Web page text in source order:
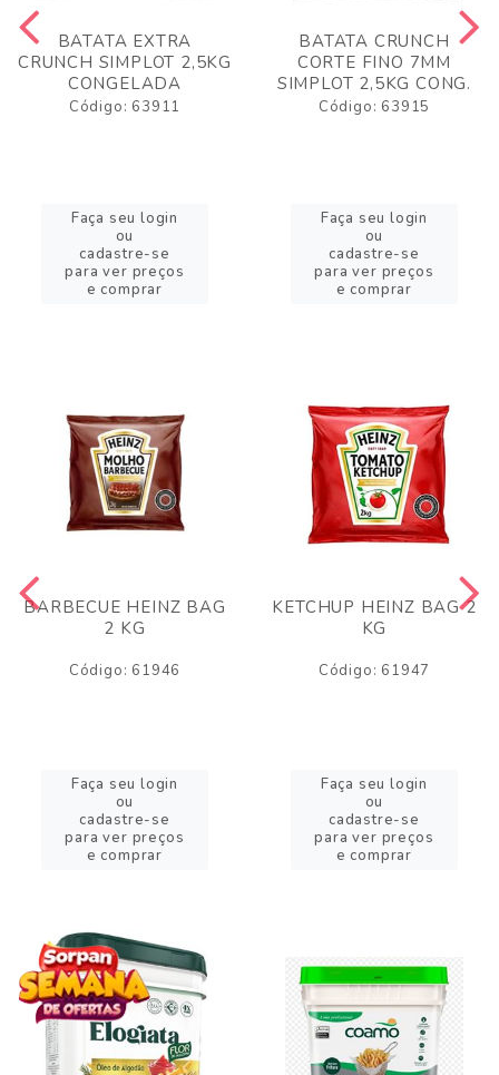
BATATA EXTRA
CRUNCH SIMPLOT 2,5KG
CONGELADA
Código: 63911
Faça seu login
ou
cadastre-se
para ver preços
e comprar
BATATA CRUNCH
CORTE FINO 7MM
SIMPLOT 2,5KG CONG.
Código: 63915
Faça seu login
ou
cadastre-se
para ver preços
e comprar
BARBECUE HEINZ BAG
2 KG
Código: 61946
Faça seu login
ou
cadastre-se
para ver preços
e comprar
KETCHUP HEINZ BAG 2
KG
Código: 61947
Faça seu login
ou
cadastre-se
para ver preços
e comprar